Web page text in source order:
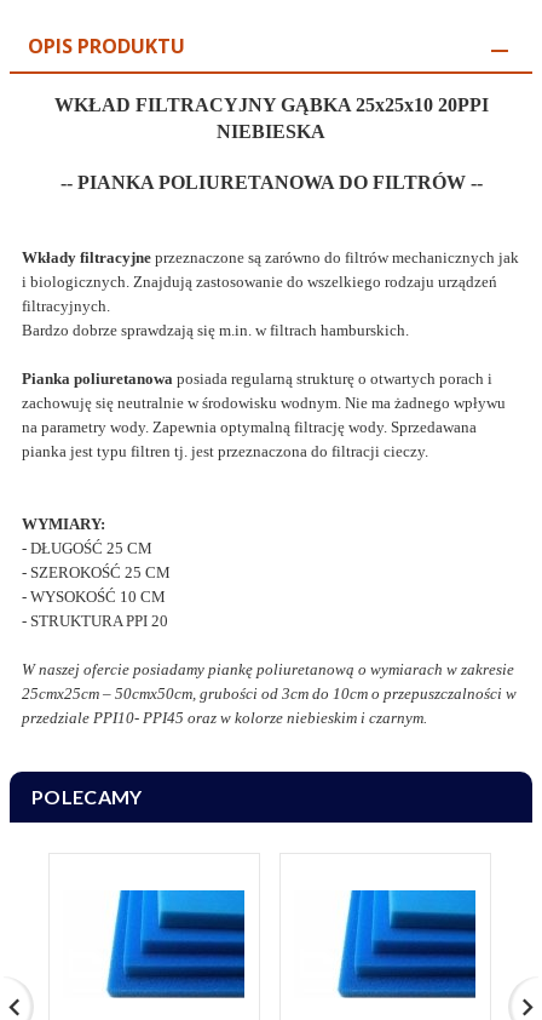
OPIS PRODUKTU
WKŁAD FILTRACYJNY GĄBKA 25x25x10 20PPI
NIEBIESKA
-- PIANKA POLIURETANOWA DO FILTRÓW --
Wkłady filtracyjne przeznaczone są zarówno do filtrów mechanicznych jak
i biologicznych. Znajdują zastosowanie do wszelkiego rodzaju urządzeń
filtracyjnych.
Bardzo dobrze sprawdzają się m.in. w filtrach hamburskich.
Pianka poliuretanowa posiada regularną strukturę o otwartych porach i
zachowuję się neutralnie w środowisku wodnym. Nie ma żadnego wpływu
na parametry wody. Zapewnia optymalną filtrację wody. Sprzedawana
pianka jest typu filtren tj. jest przeznaczona do filtracji cieczy.
WYMIARY:
- DŁUGOŚĆ 25 CM
- SZEROKOŚĆ 25 CM
- WYSOKOŚĆ 10 CM
- STRUKTURA PPI 20
W naszej ofercie posiadamy piankę poliuretanową o wymiarach w zakresie
25cmx25cm – 50cmx50cm, grubości od 3cm do 10cm o przepuszczalności w
przedziale PPI10- PPI45 oraz w kolorze niebieskim i czarnym.
POLECAMY